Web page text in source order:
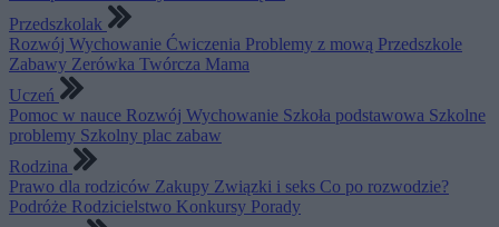
Przedszkolak
Rozwój Wychowanie Ćwiczenia Problemy z mową Przedszkole
Zabawy Zerówka Twórcza Mama
Uczeń
Pomoc w nauce Rozwój Wychowanie Szkoła podstawowa Szkolne
problemy Szkolny plac zabaw
Rodzina
Prawo dla rodziców Zakupy Związki i seks Co po rozwodzie?
Podróże Rodzicielstwo Konkursy Porady